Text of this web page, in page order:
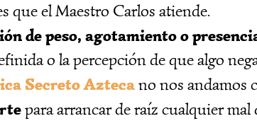
que el Maestro Carlos atiende.
de peso, agotamiento o
o la percepción de que algo
Secreto Aztecano nos andamos
para arrancar de raíz cualquier